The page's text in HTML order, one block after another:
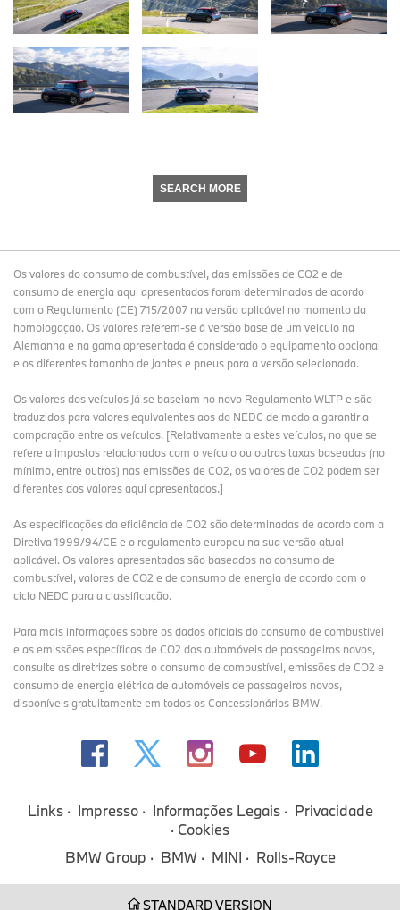
SEARCH MORE
Os valores do consumo de combustível, das emissões de CO2 e de
consumo de energia aqui apresentados foram determinados de acordo
com o Regulamento (CE) 715/2007 na versão aplicável no momento da
homologação. Os valores referem-se à versão base de um veículo na
Alemanha e na gama apresentada é considerado o equipamento opcional
e os diferentes tamanho de jantes e pneus para a versão selecionada.
Os valores dos veículos já se baseiam no novo Regulamento WLTP e são
traduzidos para valores equivalentes aos do NEDC de modo a garantir a
comparação entre os veículos. [Relativamente a estes veículos, no que se
refere a impostos relacionados com o veículo ou outras taxas baseadas (no
mínimo, entre outros) nas emissões de CO2, os valores de CO2 podem ser
diferentes dos valores aqui apresentados.]
As especificações da eficiência de CO2 são determinadas de acordo com a
Diretiva 1999/94/CE e o regulamento europeu na sua versão atual
aplicável. Os valores apresentados são baseados no consumo de
combustível, valores de CO2 e de consumo de energia de acordo com o
ciclo NEDC para a classificação.
Para mais informações sobre os dados oficiais do consumo de combustível
e as emissões específicas de CO2 dos automóveis de passageiros novos,
consulte as diretrizes sobre o consumo de combustível, emissões de CO2 e
consumo de energia elétrica de automóveis de passageiros novos,
disponíveis gratuitamente em todos os Concessionários BMW.
Links Impresso Informações Legais
Privacidade
Cookies
BMW Group
BMW MINI Rolls-Royce
STANDARD VERSION